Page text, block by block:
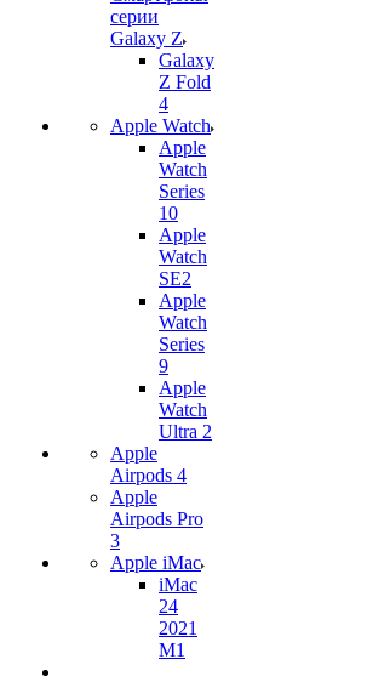
серии
Galaxy Z
Galaxy
Z Fold
4
Apple Watch
Apple
Watch
Series
10
Apple
Watch
SE2
Apple
Watch
Series
9
Apple
Watch
Ultra 2
Apple
Airpods 4
Apple
Airpods Pro
3
Apple iMac
iMac
24
2021
M1